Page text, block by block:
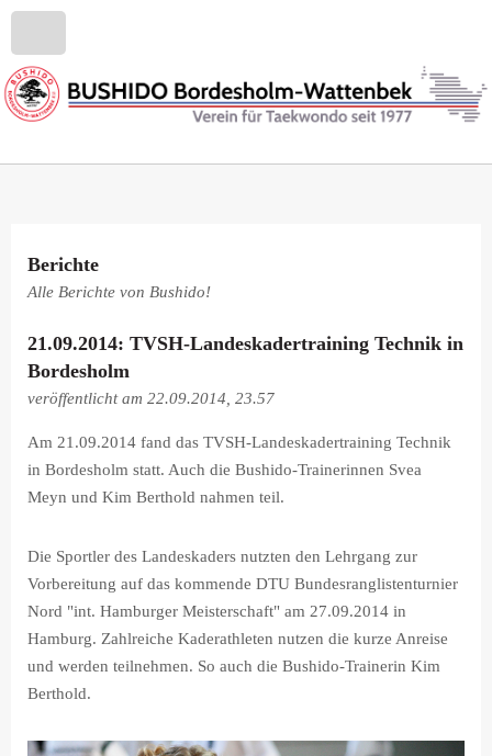
Berichte
Alle Berichte von Bushido!
21.09.2014: TVSH-Landeskadertraining Technik in
Bordesholm
veröffentlicht am 22.09.2014, 23.57
Am 21.09.2014 fand das TVSH-Landeskadertraining Technik
in Bordesholm statt. Auch die Bushido-Trainerinnen Svea
Meyn und Kim Berthold nahmen teil.
Die Sportler des Landeskaders nutzten den Lehrgang zur
Vorbereitung auf das kommende DTU Bundesranglistenturnier
Nord "int. Hamburger Meisterschaft" am 27.09.2014 in
Hamburg. Zahlreiche Kaderathleten nutzen die kurze Anreise
und werden teilnehmen. So auch die Bushido-Trainerin Kim
Berthold.